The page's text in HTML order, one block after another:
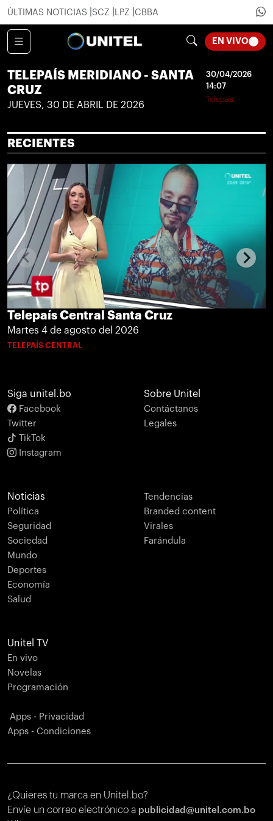
ÚLTIMAS NOTICIAS SCZ LPZ CBBA
EN VIVO
TELEPAÍS MERIDIANO - SANTA
CRUZ
JUEVES, 30 DE ABRIL DE 2026
30/04/2026
14:07
Telepaís
RECIENTES
Telepaís Central Santa Cruz
Martes 4 de agosto del 2026
TELEPAÍS CENTRAL
Siga unitel.bo
Facebook
Twitter
TikTok
Instagram
Sobre Unitel
Contáctanos
Legales
Noticias
Política
Seguridad
Sociedad
Mundo
Deportes
Economía
Salud
Tendencias
Branded content
Virales
Farándula
Unitel TV
En vivo
Novelas
Programación
Apps - Privacidad
Apps - Condiciones
¿Quieres tu marca en Unitel.bo?
Envíe un correo electrónico a publicidad@unitel.com.bo